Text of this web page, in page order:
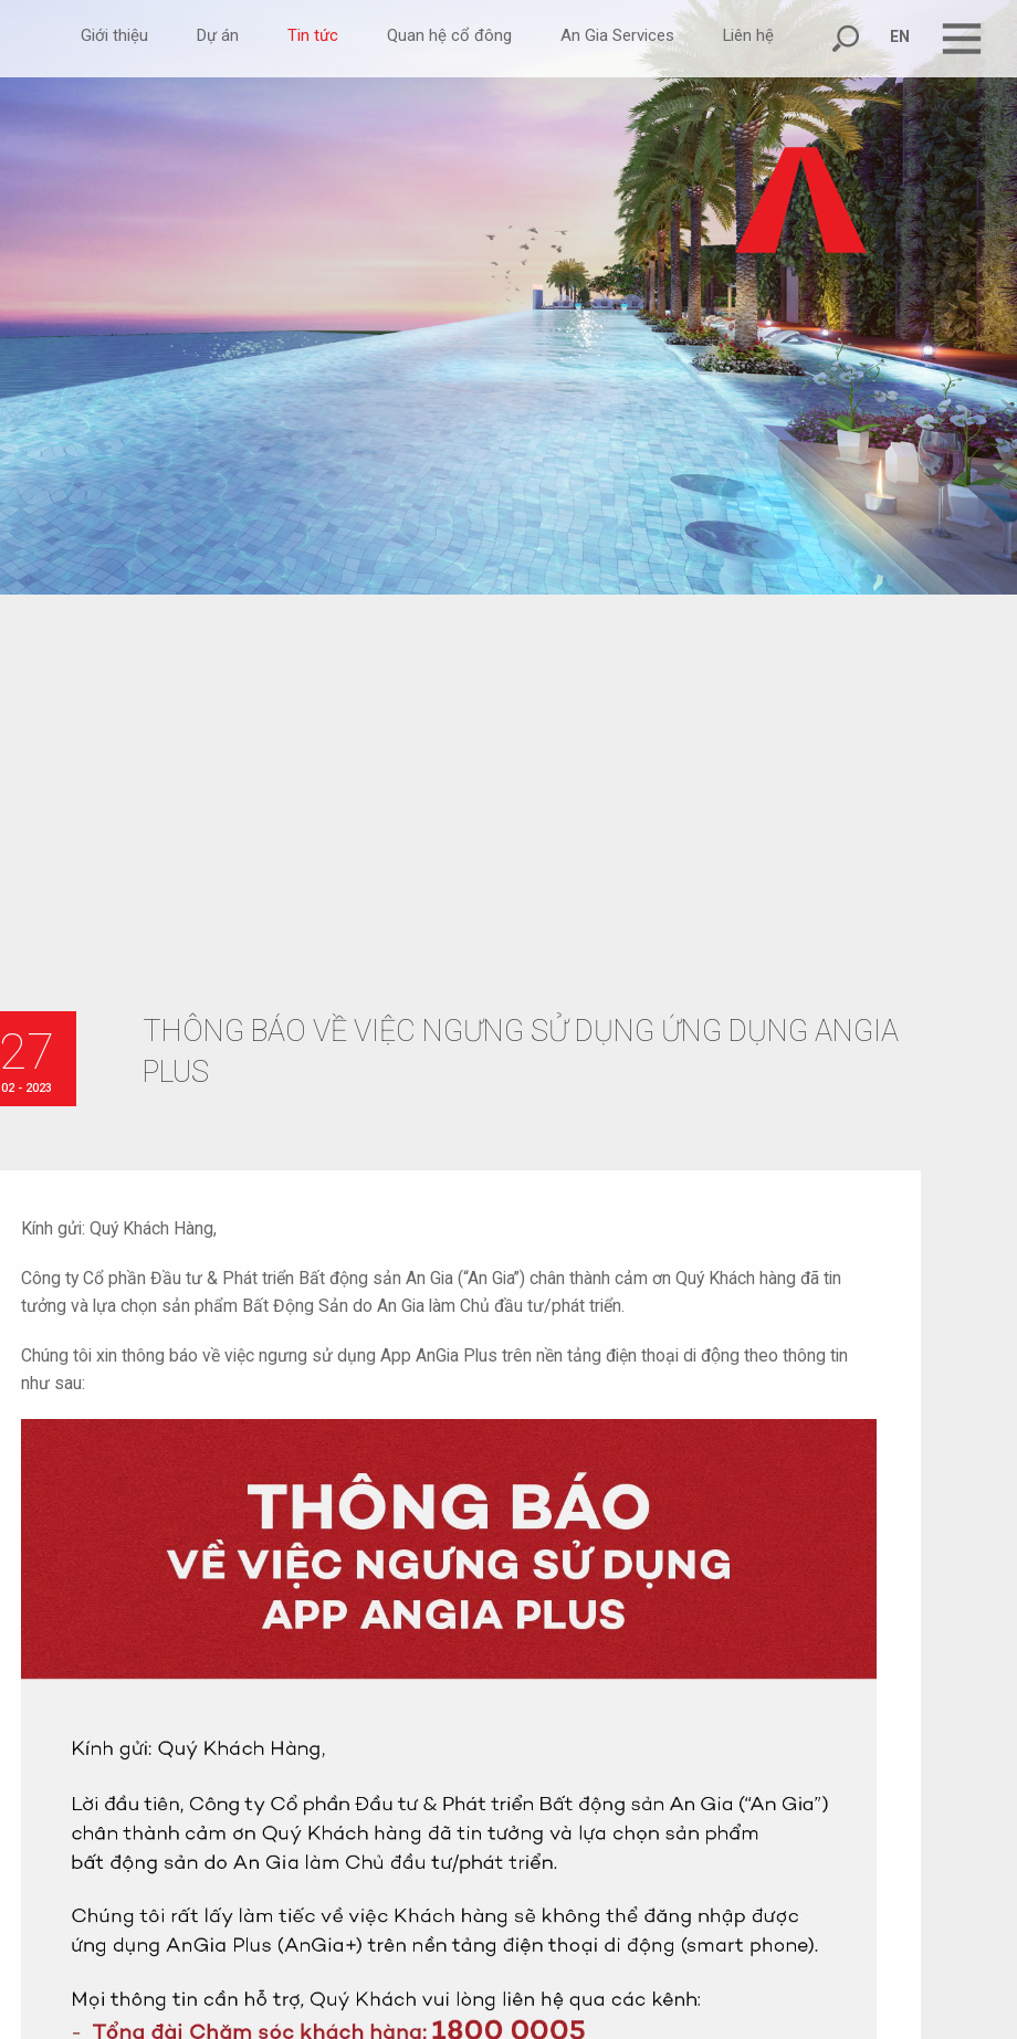
EN
Giới thiệu Dự án Tin tức Quan hệ cổ đông An Gia Services Liên hệ
THÔNG BÁO VỀ VIỆC NGƯNG SỬ DỤNG ỨNG DỤNG ANGIA
PLUS
27
02 - 2023
Kính gửi: Quý Khách Hàng,
Công ty Cổ phần Đầu tư & Phát triển Bất động sản An Gia (“An Gia”) chân thành cảm ơn Quý Khách hàng đã tin
tưởng và lựa chọn sản phẩm Bất Động Sản do An Gia làm Chủ đầu tư/phát triển.
Chúng tôi xin thông báo về việc ngưng sử dụng App AnGia Plus trên nền tảng điện thoại di động theo thông tin
như sau: